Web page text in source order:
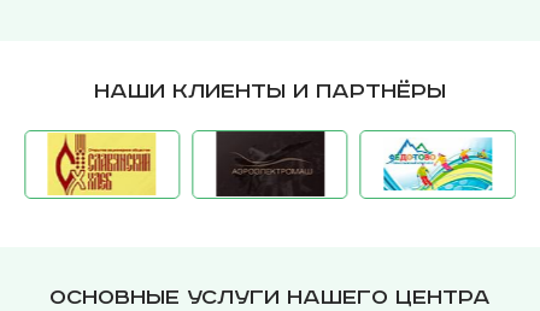
Наши клиенты и партнёры
Основные услуги нашего центра